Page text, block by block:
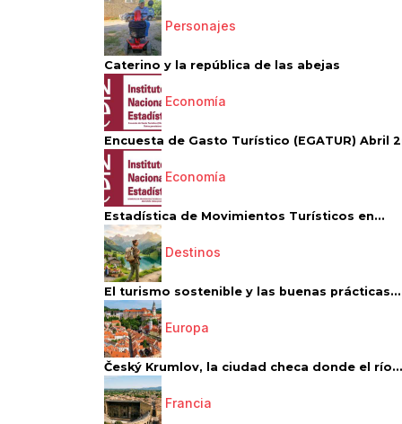
Personajes
Caterino y la república de las abejas
Economía
Encuesta de Gasto Turístico (EGATUR) Abril
Economía
Estadística de Movimientos Turísticos en...
Destinos
El turismo sostenible y las buenas prácticas...
Europa
Český Krumlov, la ciudad checa donde el río...
Francia